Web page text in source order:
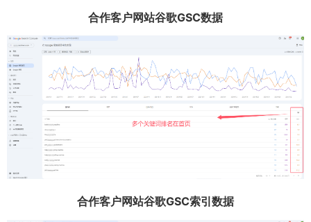
合作客户网站谷歌GSC数据
合作客户网站谷歌GSC索引数据